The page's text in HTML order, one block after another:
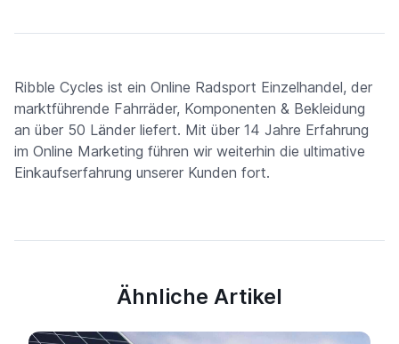
Ribble Cycles ist ein Online Radsport Einzelhandel, der
marktführende Fahrräder, Komponenten & Bekleidung
an über 50 Länder liefert. Mit über 14 Jahre Erfahrung
im Online Marketing führen wir weiterhin die ultimative
Einkaufserfahrung unserer Kunden fort.
Ähnliche Artikel